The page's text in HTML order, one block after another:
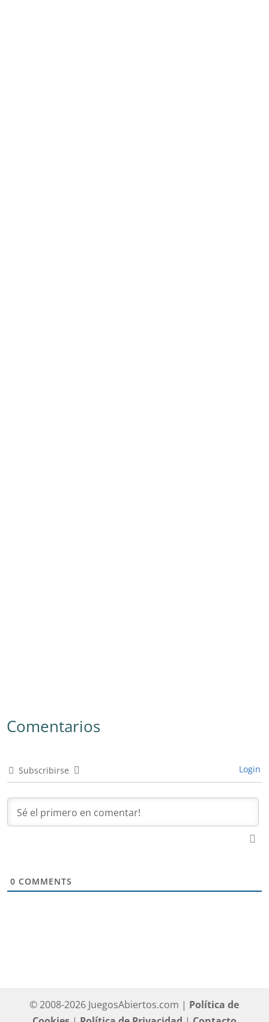
Comentarios
Subscribirse Login
0 COMMENTS
© 2008-2026 JuegosAbiertos.com | Política de